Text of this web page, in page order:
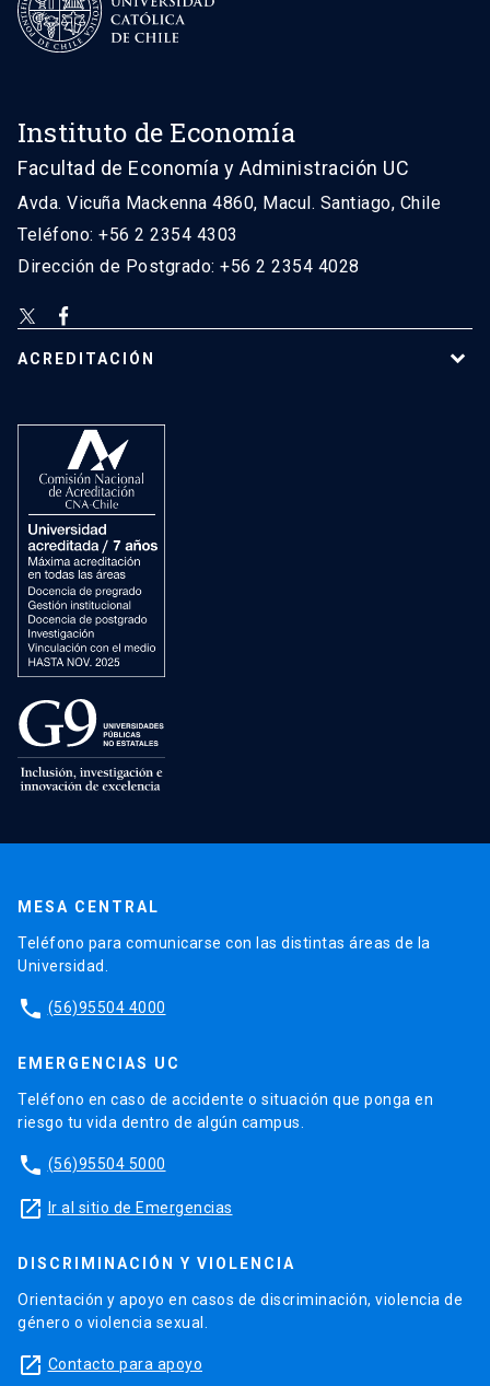
Instituto de Economía
Facultad de Economía y Administración UC
Avda. Vicuña Mackenna 4860, Macul. Santiago, Chile
Teléfono: +56 2 2354 4303
Dirección de Postgrado: +56 2 2354 4028
ACREDITACIÓN
MESA CENTRAL
Teléfono para comunicarse con las distintas áreas de la
Universidad.
phone (56)95504 4000
EMERGENCIAS UC
Teléfono en caso de accidente o situación que ponga en
riesgo tu vida dentro de algún campus.
phone (56)95504 5000
launch Ir al sitio de Emergencias
DISCRIMINACIÓN Y VIOLENCIA
Orientación y apoyo en casos de discriminación, violencia de
género o violencia sexual.
launch Contacto para apoyo